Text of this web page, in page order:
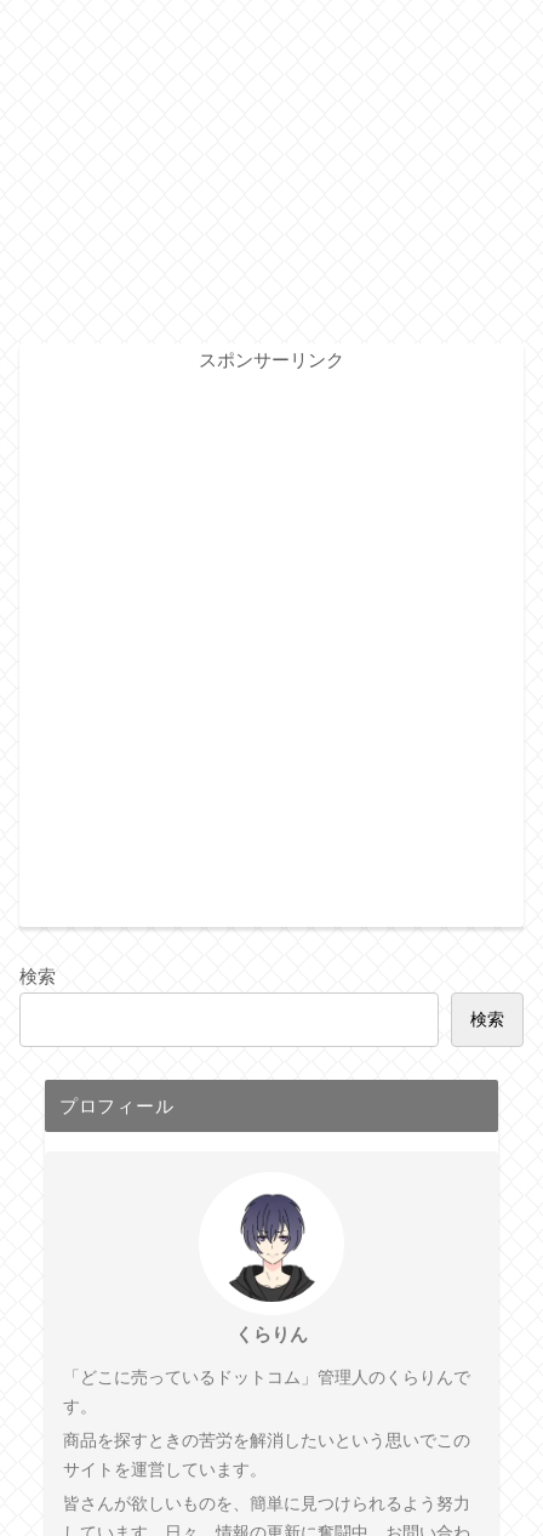
スポンサーリンク
検索
検索
プロフィール
くらりん
「どこに売っているドットコム」管理人のくらりんで
す。
商品を探すときの苦労を解消したいという思いでこの
サイトを運営しています。
皆さんが欲しいものを、簡単に見つけられるよう努力